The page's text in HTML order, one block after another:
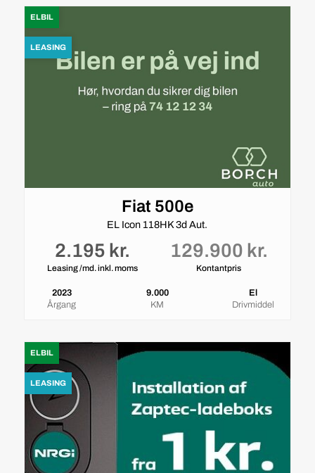
ELBIL
LEASING
Fiat 500e
EL Icon 118HK 3d Aut.
2.195 kr.
Leasing /md. inkl. moms
129.900 kr.
Kontantpris
2023
Årgang
9.000
KM
El
Drivmiddel
ELBIL
LEASING